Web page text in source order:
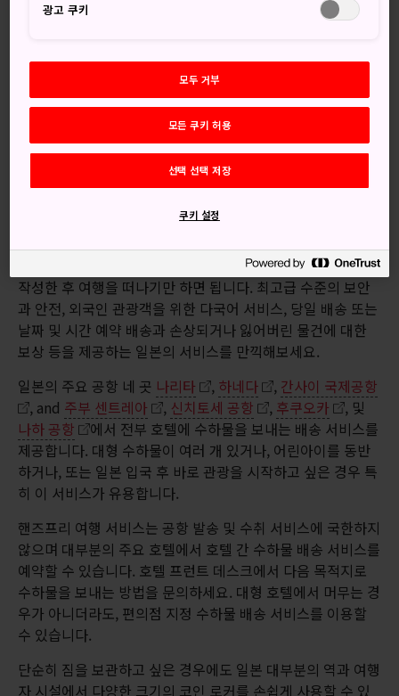
핸즈프리 여행 카운터를 찾아 물건을 갖다 놓고, 배송 양식을
작성한 후 여행을 떠나기만 하면 됩니다. 최고급 수준의 보안
과 안전, 외국인 관광객을 위한 다국어 서비스, 당일 배송 또는
날짜 및 시간 예약 배송과 손상되거나 잃어버린 물건에 대한
보상 등을 제공하는 일본의 서비스를 만끽해보세요.
일본의 주요 공항 네 곳 나리타 , 하네다 , 간사이 국제공항
, and 주부 센트레아 , 신치토세 공항 , 후쿠오카
, 및
나하 공항
에서 전부 호텔에 수하물을 보내는 배송 서비스를
제공합니다. 대형 수하물이 여러 개 있거나, 어린아이를 동반
하거나, 또는 일본 입국 후 바로 관광을 시작하고 싶은 경우 특
히 이 서비스가 유용합니다.
핸즈프리 여행 서비스는 공항 발송 및 수취 서비스에 국한하지
않으며 대부분의 주요 호텔에서 호텔 간 수하물 배송 서비스를
예약할 수 있습니다. 호텔 프런트 데스크에서 다음 목적지로
수하물을 보내는 방법을 문의하세요. 대형 호텔에서 머무는 경
우가 아니더라도, 편의점 지정 수하물 배송 서비스를 이용할
수 있습니다.
단순히 짐을 보관하고 싶은 경우에도 일본 대부분의 역과 여행
자 시설에서 다양한 크기의 코인 로커를 손쉽게 사용할 수 있
광고 쿠키
모두 거부
모든 쿠키 허용
선택 선택 저장
쿠키 설정